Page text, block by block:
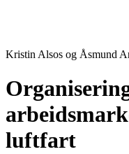
Kristin Alsos og Åsmund
luftfart